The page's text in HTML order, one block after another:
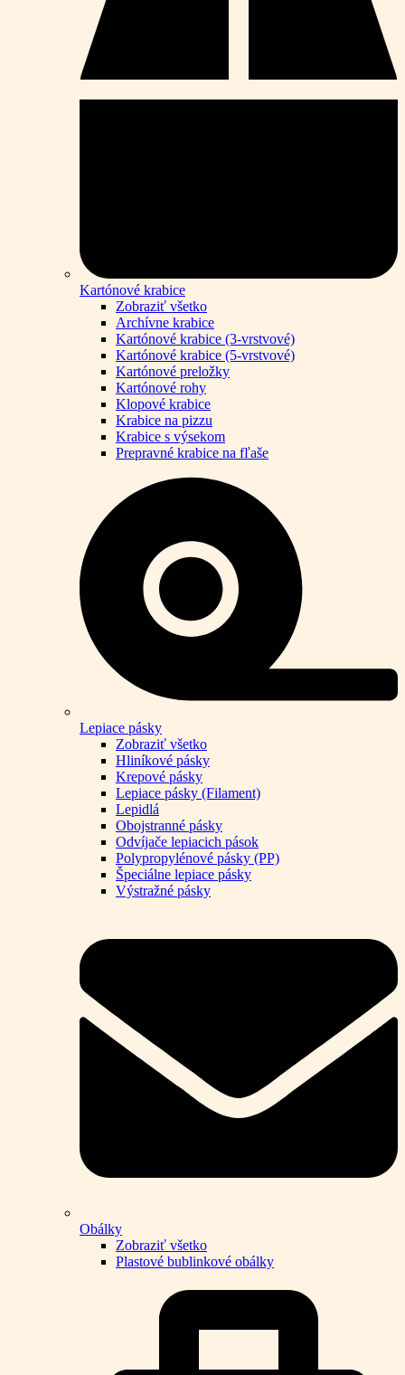
Kartónové krabice
Zobraziť všetko
Archívne krabice
Kartónové krabice (3-vrstvové)
Kartónové krabice (5-vrstvové)
Kartónové preložky
Kartónové rohy
Klopové krabice
Krabice na pizzu
Krabice s výsekom
Prepravné krabice na fľaše
Lepiace pásky
Zobraziť všetko
Hliníkové pásky
Krepové pásky
Lepiace pásky (Filament)
Lepidlá
Obojstranné pásky
Odvíjače lepiacich pások
Polypropylénové pásky (PP)
Špeciálne lepiace pásky
Výstražné pásky
Obálky
Zobraziť všetko
Plastové bublinkové obálky